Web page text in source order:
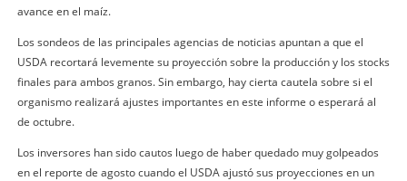
avance en el maíz.
Los sondeos de las principales agencias de noticias apuntan a que el
USDA recortará levemente su proyección sobre la producción y los stocks
finales para ambos granos. Sin embargo, hay cierta cautela sobre si el
organismo realizará ajustes importantes en este informe o esperará al
de octubre.
Los inversores han sido cautos luego de haber quedado muy golpeados
en el reporte de agosto cuando el USDA ajustó sus proyecciones en un